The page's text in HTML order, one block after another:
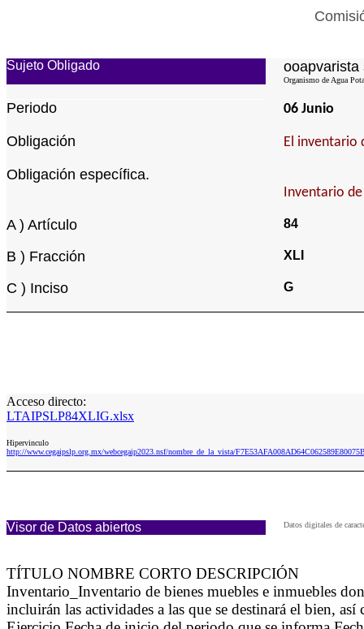
Sujeto Obligado ooapvarista
Organismo de Agua
Periodo 06 Junio
Obligación El inventario
Obligación específica.
Inventario
A ) Artículo 84
B ) Fracción XLI
C ) Inciso G
Acceso directo:
LTAIPSLP84XLIG.xlsx
Hipervinculo
http://www.cegaipslp.org.mx/webcegaip2023.nsf/nombre_de_la_vista/
Visor de Datos abiertos Datos digitales de
TÍTULO NOMBRE CORTO DESCRIPCIÓN
Inventario_Inventario de bienes muebles e inmuebles
incluirán las actividades a las que se destinará el bien,